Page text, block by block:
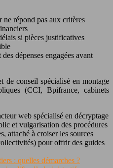
ne répond pas aux critères
si pièces justificatives
dépenses engagées avant
de conseil spécialisé en montage
(CCI, Bpifrance, cabinets
web spécialisé en décryptage
et vulgarisation des procédures
attaché à croiser les sources
pour offrir des guides
: quelles démarches ?